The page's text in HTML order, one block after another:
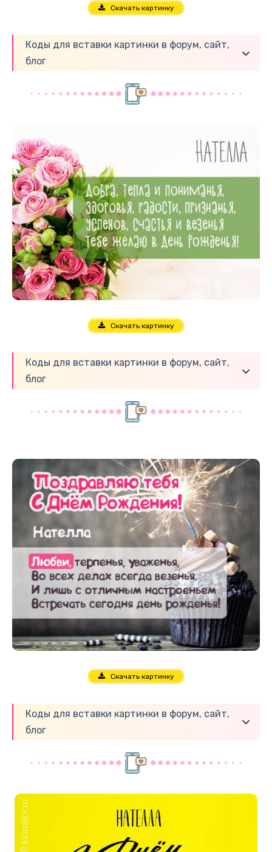
Скачать картинку
Коды для вставки картинки в форум, сайт,
блог
Скачать картинку
Коды для вставки картинки в форум, сайт,
блог
Скачать картинку
Коды для вставки картинки в форум, сайт,
блог